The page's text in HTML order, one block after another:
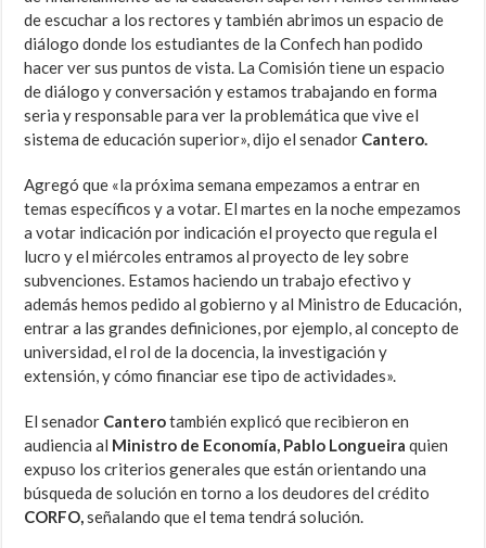
de escuchar a los rectores y también abrimos un espacio de
diálogo donde los estudiantes de la Confech han podido
hacer ver sus puntos de vista. La Comisión tiene un espacio
de diálogo y conversación y estamos trabajando en forma
seria y responsable para ver la problemática que vive el
sistema de educación superior», dijo el senador Cantero.
Agregó que «la próxima semana empezamos a entrar en
temas específicos y a votar. El martes en la noche empezamos
a votar indicación por indicación el proyecto que regula el
lucro y el miércoles entramos al proyecto de ley sobre
subvenciones. Estamos haciendo un trabajo efectivo y
además hemos pedido al gobierno y al Ministro de Educación,
entrar a las grandes definiciones, por ejemplo, al concepto de
universidad, el rol de la docencia, la investigación y
extensión, y cómo financiar ese tipo de actividades».
El senador Canterotambién explicó que recibieron en
audiencia al Ministro de Economía, Pablo Longueira quien
expuso los criterios generales que están orientando una
búsqueda de solución en torno a los deudores del crédito
CORFO,señalando que el tema tendrá solución.